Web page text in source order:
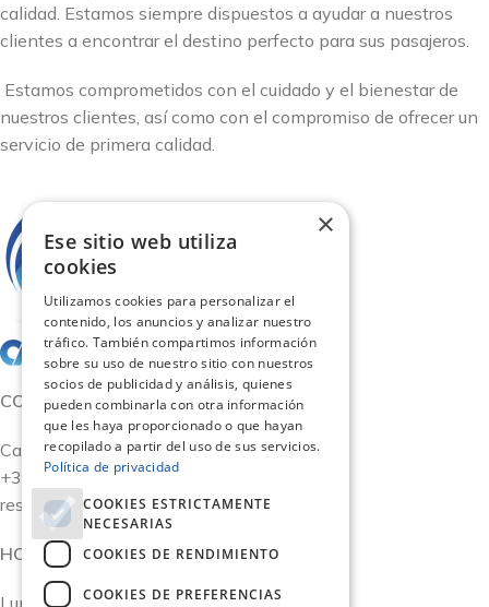
calidad. Estamos siempre dispuestos a ayudar a nuestros
clientes a encontrar el destino perfecto para sus pasajeros.
Estamos comprometidos con el cuidado y el bienestar de
nuestros clientes, así como con el compromiso de ofrecer un
servicio de primera calidad.
CONTACTO
Calle San German 11, Oficina 15 - Madrid
+34 917 590 158
reservas@carismaviajes.com
HORARIO
Lunes a Viernes 9:00 - 19:00
×
Ese sitio web utiliza
cookies
Utilizamos cookies para personalizar el
contenido, los anuncios y analizar nuestro
tráfico. También compartimos información
sobre su uso de nuestro sitio con nuestros
socios de publicidad y análisis, quienes
pueden combinarla con otra información
que les haya proporcionado o que hayan
recopilado a partir del uso de sus servicios.
Política de privacidad
COOKIES ESTRICTAMENTE
NECESARIAS
COOKIES DE RENDIMIENTO
COOKIES DE PREFERENCIAS